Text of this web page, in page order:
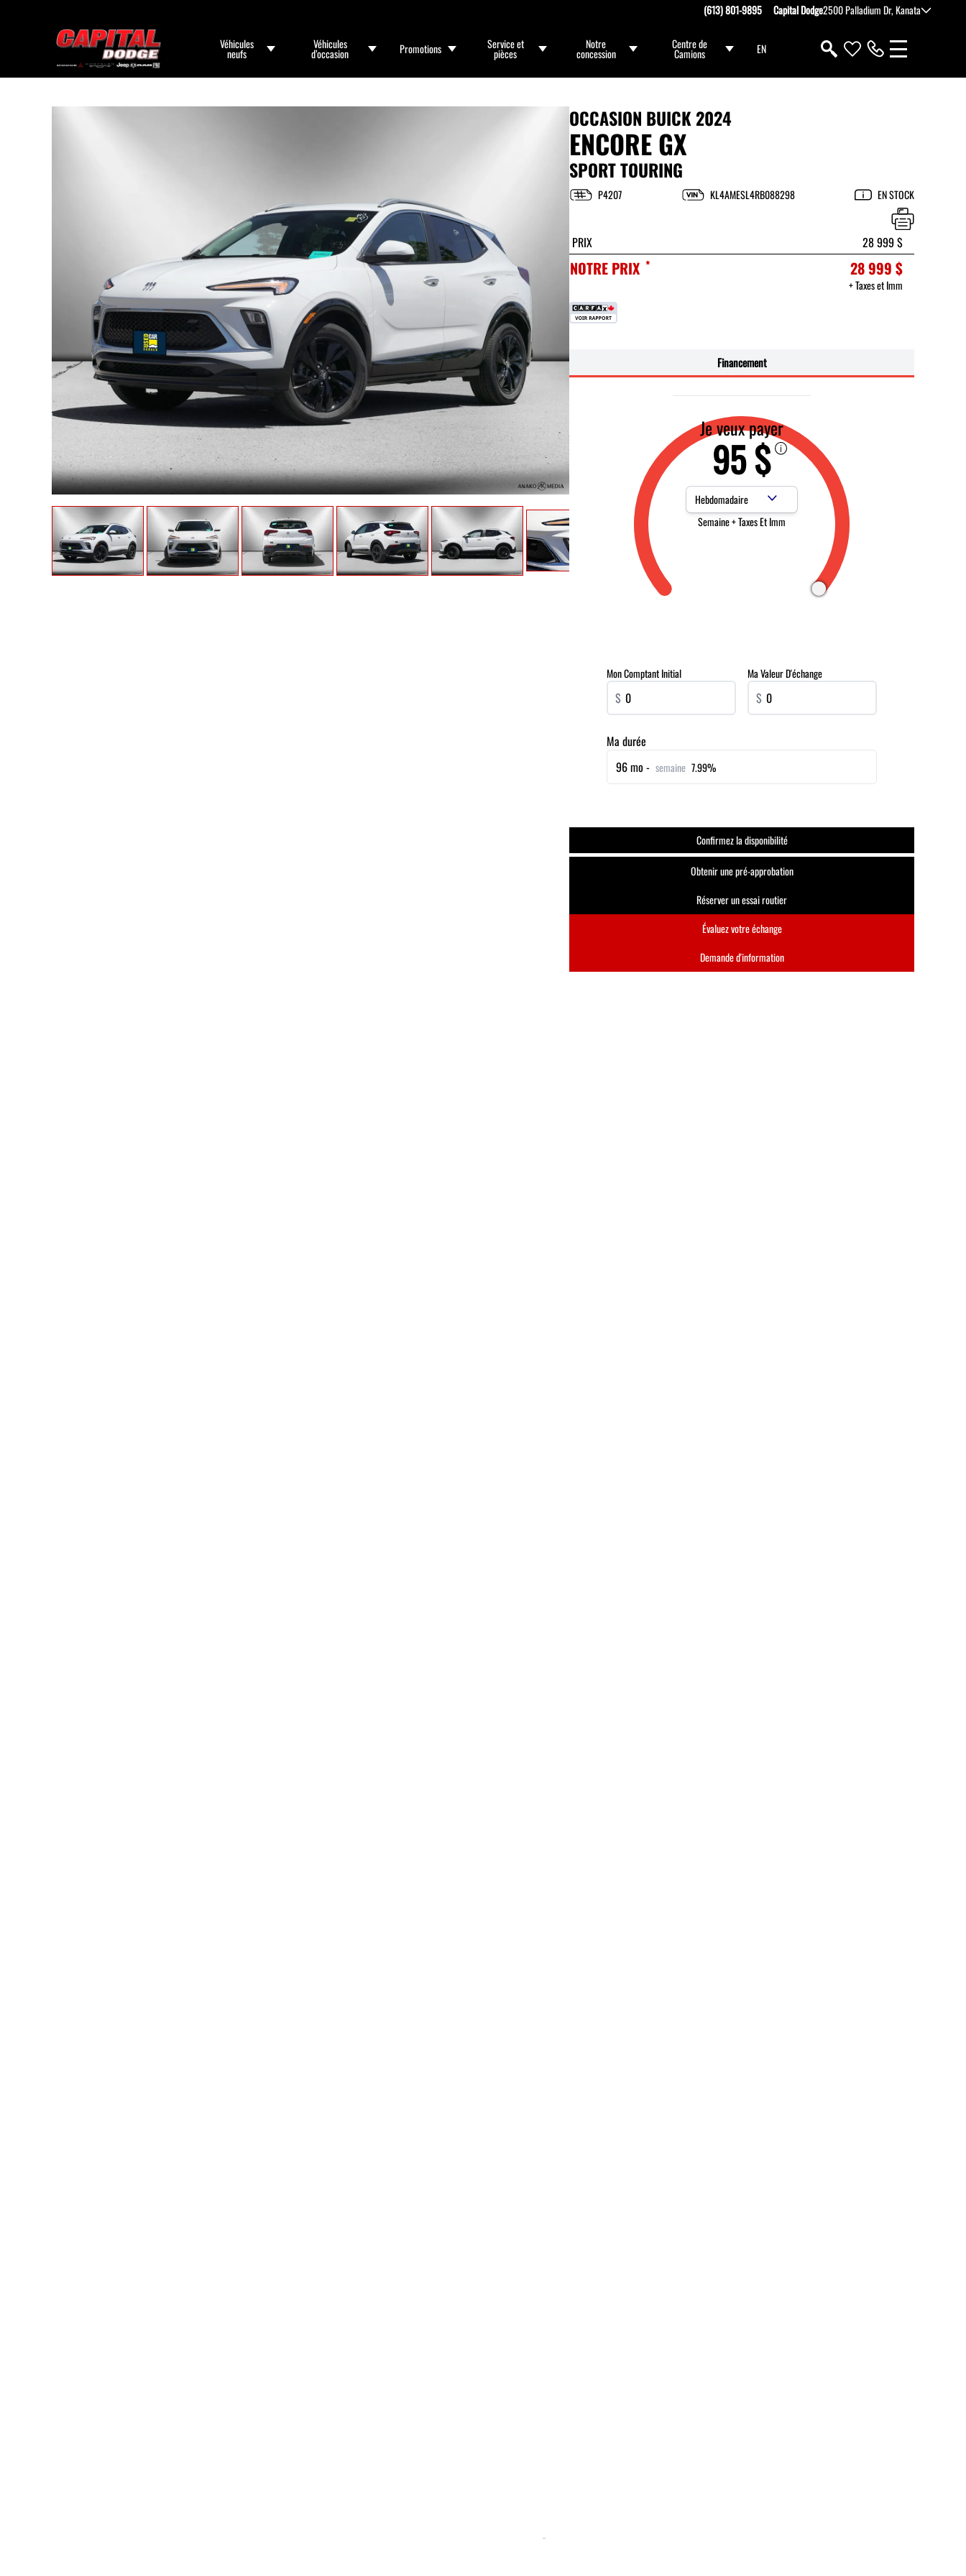
(613) 801-9895 Capital Dodge2500 Palladium Dr, Kanata
Véhicules
neufs
Véhicules
d’occasion Promotions Service et
pièces
Notre
concession
Centre de
Camions EN
OCCASION BUICK 2024
ENCORE GX
SPORT TOURING
P4207 KL4AMESL4RB088298 EN STOCK
Obtenir une pré-approbation
Réserver un essai routier
Évaluez votre échange
Demande d'information
PRIX 28 999 $
NOTRE PRIX * 28 999 $
+ Taxes et Imm
Financement
Je veux payer
95 $
Fréquence des paiements
Semaine + Taxes Et Imm
Mon Comptant Initial
$
Ma Valeur D'échange
$
Ma durée
96 mo - semaine 7.99%
Confirmez la disponibilité